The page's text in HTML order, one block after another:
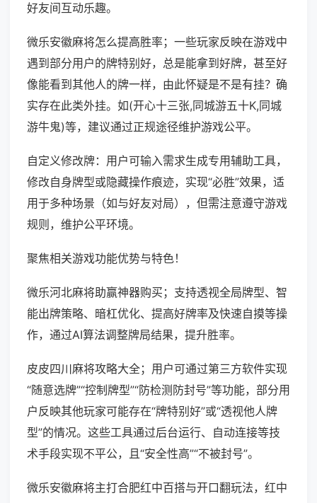
好友间互动乐趣。
微乐安徽麻将怎么提高胜率；一些玩家反映在游戏中
遇到部分用户的牌特别好，总是能拿到好牌，甚至好
像能看到其他人的牌一样，由此怀疑是不是有挂？确
实存在此类外挂。如(开心十三张,同城游五十K,同城
游牛鬼)等，建议通过正规途径维护游戏公平。
自定义修改牌：用户可输入需求生成专用辅助工具，
修改自身牌型或隐藏操作痕迹，实现“必胜”效果，适
用于多种场景（如与好友对局），但需注意遵守游戏
规则，维护公平环境。
聚焦相关游戏功能优势与特色！
微乐河北麻将助赢神器购买；支持透视全局牌型、智
能出牌策略、暗杠优化、提高好牌率及快速自摸等操
作，通过AI算法调整牌局结果，提升胜率。
皮皮四川麻将攻略大全；用户可通过第三方软件实现
“随意选牌”“控制牌型”“防检测防封号”等功能，部分用
户反映其他玩家可能存在“牌特别好”或“透视他人牌
型”的情况。这些工具通过后台运行、自动连接等技
术手段实现不平公，且“安全性高”“不被封号”。
微乐安徽麻将主打合肥红中百搭与开口翻玩法，红中